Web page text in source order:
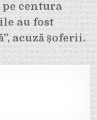
pe centura
au fost
acuză șoferii.